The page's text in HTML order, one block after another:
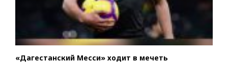
«Дагестанский Месси» ходит в мечеть